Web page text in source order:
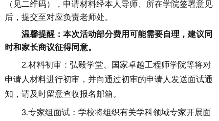
（见二维码），申请材料经本人导师、所在学院签署意见
后，提交至对应负责老师处。
温馨提醒：本次活动部分费用可能需要自理，建议同
时和家长商议征得同意。
2.材料初审：弘毅学堂、国家卓越工程师学院等将对
申请人材料进行初审，并向通过初审的申请人发送面试通
知，请及时留意查收报名邮箱。
3.专家组面试：学校将组织有关学科领域专家开展面